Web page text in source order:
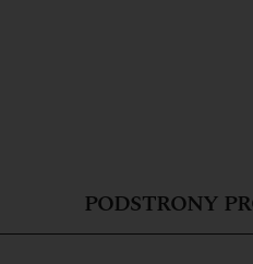
PODSTRONY